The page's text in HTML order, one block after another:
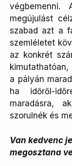
megújulást
szabad azt a
szemléletet
az konkrét
a pályán
ha időről-
maradásra,
szorulnék és
Van kedvenc
megosztana